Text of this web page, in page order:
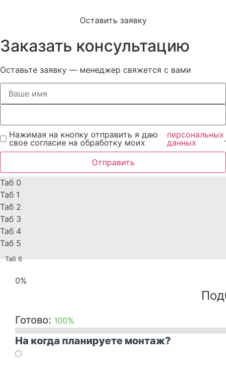
Оставить заявку
Заказать консультацию
Оставьте заявку — менеджер свяжется с вами
Нажимая на кнопку отправить я даю
свое согласие на обработку моих
персональных
данных
.
Отправить
Таб 0
Таб 1
Таб 2
Таб 3
Таб 4
Таб 5
Таб 6
0%
Готово: 100%
На когда планируете монтаж?